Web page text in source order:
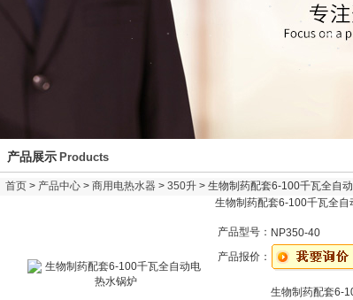
产品展示 Products
首页 > 产品中心 > 商用电热水器 > 350升 > 生物制药配套6-100千瓦全自
生物制药配套6-100千瓦全自
产品型号： NP350-40
产品报价：
生物制药配套6-